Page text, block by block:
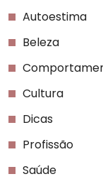
Autoestima
Beleza
Cultura
Dicas
Profissão
Saúde